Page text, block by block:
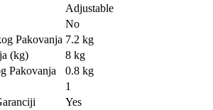
Adjustable
No
Pakovanja 7.2 kg
(kg)
8 kg
Pakovanja
0.8 kg
1
Yes